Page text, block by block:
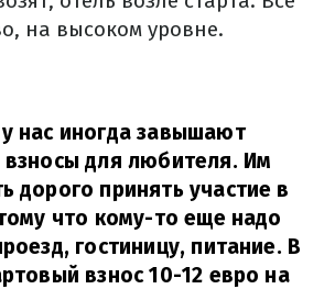
на высоком уровне.
нас иногда завышают
взносы для любителя. Им
дорого принять участие в
что кому-то еще надо
гостиницу, питание. В
взнос 10-12 евро на